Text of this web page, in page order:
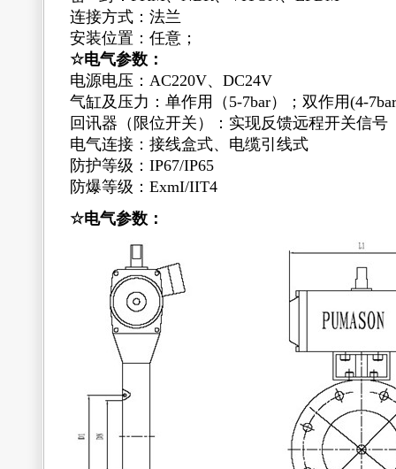
连接方式：法兰
安装位置：任意；
☆电气参数：
电源电压：AC220V、DC24V
气缸及压力：单作用（5-7bar）；双作用(4-
回讯器（限位开关）：实现反馈远程开关信号
电气连接：接线盒式、电缆引线式
防护等级：IP67/IP65
防爆等级：ExmI/IIT4
☆电气参数：